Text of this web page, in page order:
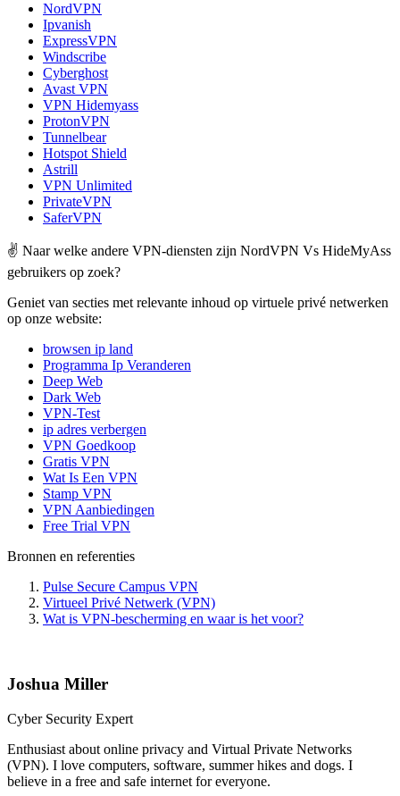
NordVPN
Ipvanish
ExpressVPN
Windscribe
Cyberghost
Avast VPN
VPN Hidemyass
ProtonVPN
Tunnelbear
Hotspot Shield
Astrill
VPN Unlimited
PrivateVPN
SaferVPN
✌️ Naar welke andere VPN-diensten zijn NordVPN Vs HideMyAss
gebruikers op zoek?
Geniet van secties met relevante inhoud op virtuele privé netwerken
op onze website:
browsen ip land
Programma Ip Veranderen
Deep Web
Dark Web
VPN-Test
ip adres verbergen
VPN Goedkoop
Gratis VPN
Wat Is Een VPN
Stamp VPN
VPN Aanbiedingen
Free Trial VPN
Bronnen en referenties
Pulse Secure Campus VPN
Virtueel Privé Netwerk (VPN)
Wat is VPN-bescherming en waar is het voor?
Joshua Miller
Cyber Security Expert
Enthusiast about online privacy and Virtual Private Networks
(VPN). I love computers, software, summer hikes and dogs. I
believe in a free and safe internet for everyone.